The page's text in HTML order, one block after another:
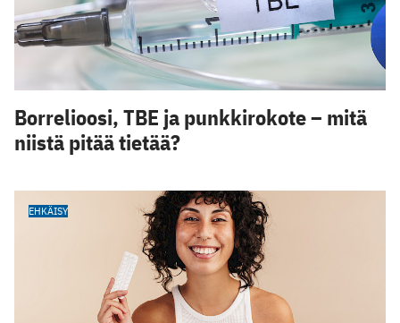
Borrelioosi, TBE ja punkkirokote – mitä
niistä pitää tietää?
EHKÄISY